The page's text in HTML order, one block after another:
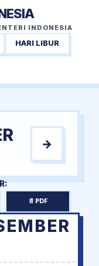
INDONESIA
HARI LIBUR
→
📄 PDF